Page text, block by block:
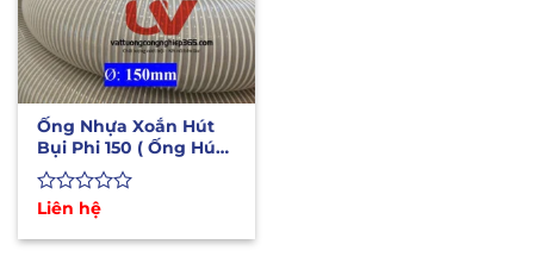
Ống Nhựa Xoắn Hút
Bụi Phi 150 ( Ống Hút
Mùi Sơn, Bụi Gỗ)
Được
hạng
Liên hệ